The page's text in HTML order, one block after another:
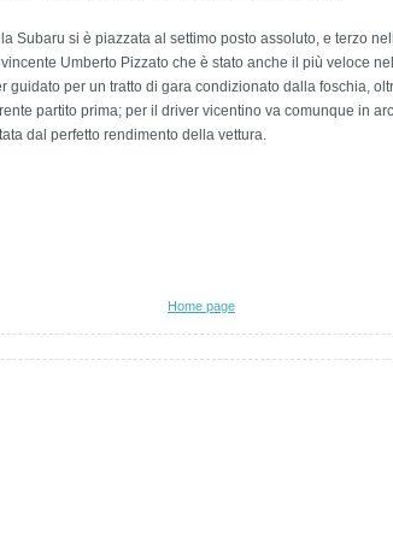
Subaru si è piazzata al settimo posto assoluto, e terzo
Umberto Pizzato che è stato anche il più veloce
guidato per un tratto di gara condizionato dalla foschia,
partito prima; per il driver vicentino va comunque in
dal perfetto rendimento della vettura.
Home page